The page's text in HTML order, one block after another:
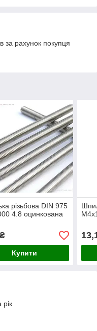
за рахунок покупця
різьбова DIN 975
4.8 оцинкована
Купити
рік